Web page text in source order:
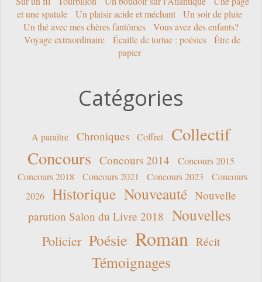
et une spatule
Un plaisir acide et méchant
Un soir de pluie
Un thé avec mes chères fantômes
Vous avez des enfants?
Voyage extraordinaire
Écaille de tortue : poésies
Être de
papier
Catégories
A paraître Chroniques Coffret
Collectif
Concours Concours 2014
Concours 2015
Concours 2018
Concours 2021 Concours 2023
Concours
2026
Historique Nouveauté Nouvelle
parution Salon du Livre 2018 Nouvelles
Policier Poésie Roman Récit
Témoignages